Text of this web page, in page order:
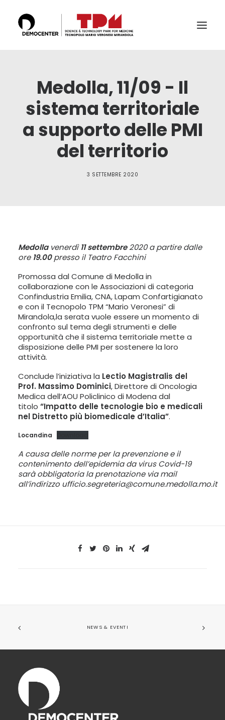
SERVIZI
LABS
CERTIFICAZIONI E ACCREDITAMENTI
ITA
ENG
Medolla, 11/09 - Il
sistema territoriale
a supporto delle PMI
del territorio
3 SETTEMBRE 2020
Medolla venerdì11 settembre2020 a partire dalle
ore 19.00presso il Teatro Facchini
Promossa dal Comune di Medolla in
collaborazione con le Associazioni di categoria
Confindustria Emilia, CNA, Lapam Confartigianato
e con il Tecnopolo TPM “Mario Veronesi” di
Mirandola,la serata vuole essere un momento di
confronto sul tema degli strumenti e delle
opportunità che il sistema territoriale mette a
disposizione delle PMI per sostenere la loro
attività.
Conclude l’iniziativa la Lectio Magistralis del
Prof. Massimo Dominici, Direttore di Oncologia
Medica dell’AOU Policlinico di Modena dal
titolo “Impatto delle tecnologie bio e medicali
nel Distretto più biomedicale d’Italia”.
Locandina
A causa delle norme per la prevenzione e il
contenimento dell’epidemia da virus Covid-19
sarà obbligatoria la prenotazione via mail
all’indirizzo ufficio.segreteria@comune.medolla.mo.it
NEWS & EVENTI